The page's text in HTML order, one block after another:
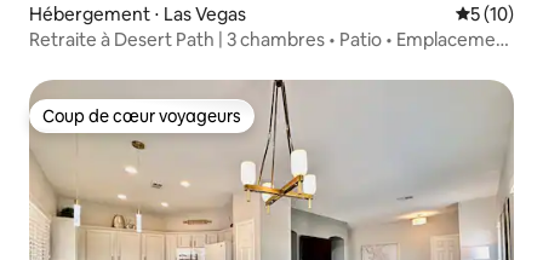
Hébergement ⋅ Las Vegas
5 (10)
Retraite à Desert Path | 3 chambres • Patio • Emplacement
Coup de cœur voyageurs
Coup de cœur voyageurs